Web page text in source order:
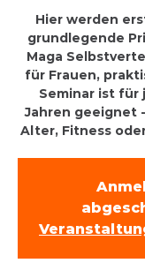
Hier werden
grundlegende
Maga
für Frauen,
Seminar ist für
Jahren geeignet
Alter, Fitness